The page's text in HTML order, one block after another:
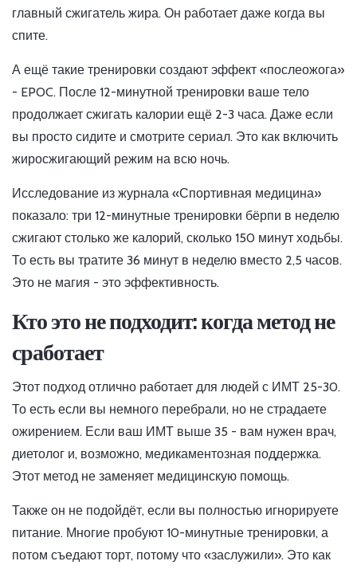
главный сжигатель жира. Он работает даже когда вы
спите.
А ещё такие тренировки создают эффект «послеожога»
- EPOC. После 12-минутной тренировки ваше тело
продолжает сжигать калории ещё 2-3 часа. Даже если
вы просто сидите и смотрите сериал. Это как включить
жиросжигающий режим на всю ночь.
Исследование из журнала «Спортивная медицина»
показало: три 12-минутные тренировки бёрпи в неделю
сжигают столько же калорий, сколько 150 минут ходьбы.
То есть вы тратите 36 минут в неделю вместо 2,5 часов.
Это не магия - это эффективность.
Кто это не подходит: когда метод не
сработает
Этот подход отлично работает для людей с ИМТ 25-30.
То есть если вы немного перебрали, но не страдаете
ожирением. Если ваш ИМТ выше 35 - вам нужен врач,
диетолог и, возможно, медикаментозная поддержка.
Этот метод не заменяет медицинскую помощь.
Также он не подойдёт, если вы полностью игнорируете
питание. Многие пробуют 10-минутные тренировки, а
потом съедают торт, потому что «заслужили». Это как